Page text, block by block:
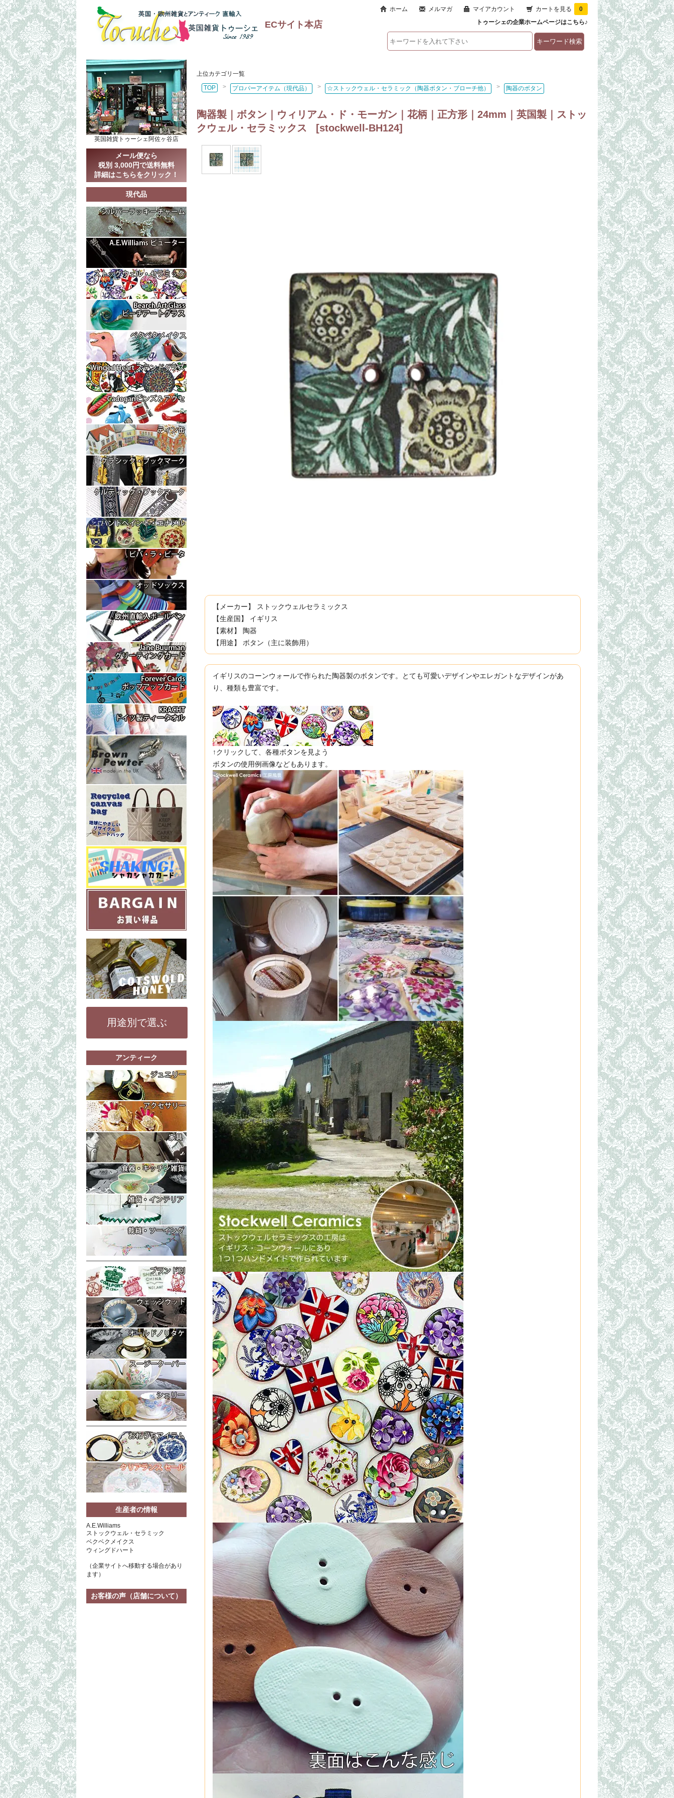
ECサイト本店
ホーム メルマガ マイアカウント カートを見る
0
トゥーシェの企業ホームページはこちら♪
上位カテゴリ一覧
TOP
> プロパーアイテム（現代品） > ☆ストックウェル・セラミック（陶器ボタン・ブローチ他） > 陶器のボタン
陶器製｜ボタン｜ウィリアム・ド・モーガン｜花柄｜正方形｜24mm｜英国製｜ストッ
クウェル・セラミックス [stockwell-BH124]
【メーカー】 ストックウェルセラミックス
【生産国】 イギリス
【素材】 陶器
【用途】 ボタン（主に装飾用）
イギリスのコーンウォールで作られた陶器製のボタンです。とても可愛いデザインやエレガントなデザインがあ
り、種類も豊富です。
↑クリックして、各種ボタンを見よう
ボタンの使用例画像などもあります。
英国雑貨トゥーシェ阿佐ヶ谷店
メール便なら
税別 3,000円で送料無料
詳細はこちらをクリック！
現代品
用途別で選ぶ
アンティーク
リング（指輪）
ペンダントトップ・ネックレス
その他（ブレスレット、ピアスなど）
もっと詳細なカテゴリはココ！
コスチュームジュエリー
コレクタブル・メモリアルアクセサリー
もっと詳細なカテゴリはココ！
イス・チェア・スツール・花台
ラック（マガジンラックなど）
もっと詳細なカテゴリはココ！
トリオ・ティーカップ・コーヒーカップ
ティーポット・ミルクジャグ・シュガーボウル
プレート・皿など カトラリー
シェリーグラス・ワイングラス キッチン雑貨
もっと詳細なカテゴリはココ！
置物・小物入れ 文具・ステーショナリー
ランプシェイド バスケット 額絵
フォトフレーム ぬいぐるみ
もっと詳細なカテゴリはココ！
シンブル・指ぬき ピンクッション・針刺し
生地（レース・クロスなど）
生産者の情報
A.E.Williams
ストックウェル・セラミック
ベクベクメイクス
ウィングドハート
（企業サイトへ移動する場合があり
ます）
お客様の声（店舗について）